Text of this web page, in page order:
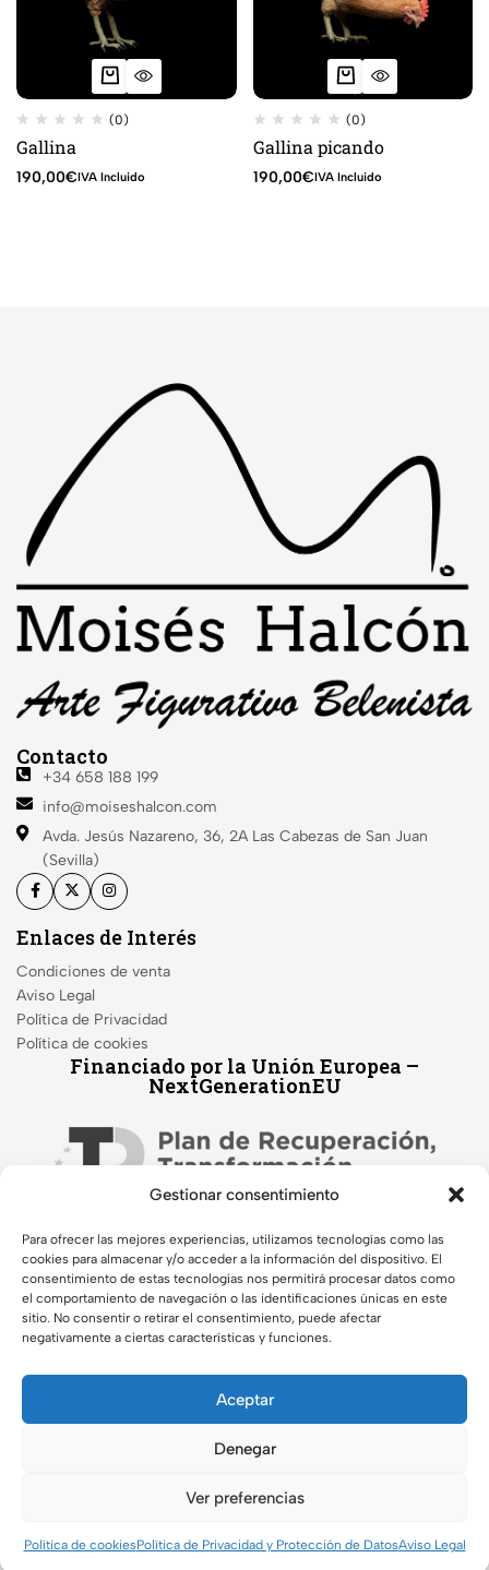
Gestionar consentimiento
Para ofrecer las mejores experiencias, utilizamos tecnologías como las
cookies para almacenar y/o acceder a la información del dispositivo. El
consentimiento de estas tecnologías nos permitirá procesar datos como
el comportamiento de navegación o las identificaciones únicas en este
sitio. No consentir o retirar el consentimiento, puede afectar
negativamente a ciertas características y funciones.
Aceptar
Denegar
Ver preferencias
Política de cookiesPolítica de Privacidad y Protección de DatosAviso Legal
(0)
Gallina
190,00€IVA Incluido
(0)
Gallina picando
190,00€IVA Incluido
Contacto
+34 658 188 199
info@moiseshalcon.com
Avda. Jesús Nazareno, 36, 2A Las Cabezas de San Juan
(Sevilla)
Enlaces de Interés
Condiciones de venta
Aviso Legal
Política de Privacidad
Política de cookies
Financiado por la Unión Europea –
NextGenerationEU
Agencia Mamá Pato
Halcón. Todos los derechos reservados.
Tienda Buscar Cuenta Carrito